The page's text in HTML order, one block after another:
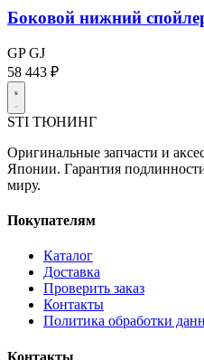
Боковой нижний
GP GJ
58 443 ₽
STI ТЮНИНГ
Оригинальные запчасти и
Японии. Гарантия
миру.
Покупателям
Каталог
Доставка
Проверить заказ
Контакты
Политика обработки
Контакты